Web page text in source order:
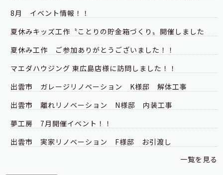
8月 イベント情報！！
夏休みキッズ工作〝ことりの貯金箱づくり〟開催しました
夏休み工作 ご参加ありがとうございました！！
マエダハウジング 東広島店様に訪問しました！！
出雲市 ガレージリノベーション K様邸 解体工事
出雲市 離れリノベーション N様邸 内装工事
夢工房 7月開催イベント！！
出雲市 実家リノベーション F様邸 お引渡し
一覧を見る